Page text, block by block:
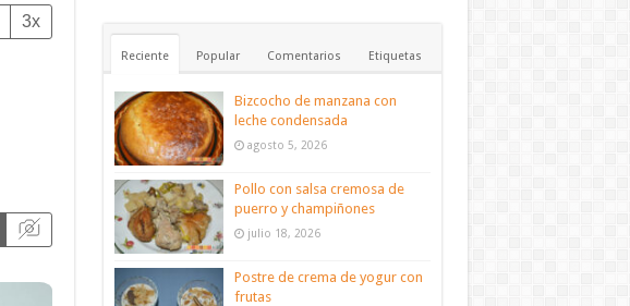
3x
Reciente Popular Comentarios Etiquetas
Bizcocho de manzana con
leche condensada
agosto 5, 2026
Pollo con salsa cremosa de
puerro y champiñones
julio 18, 2026
Postre de crema de yogur con
frutas